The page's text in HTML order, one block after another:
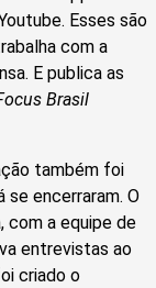
Esses são
com a
E publica as
Brasil
também foi
se encerraram. O
com a equipe de
entrevistas ao
criado o